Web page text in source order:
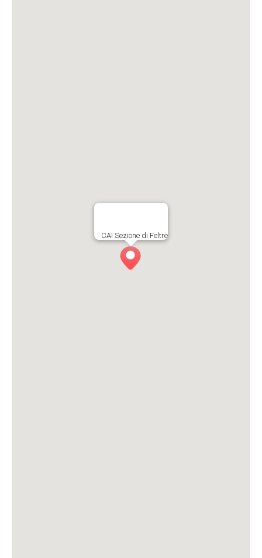
CAI Sezione di Feltre